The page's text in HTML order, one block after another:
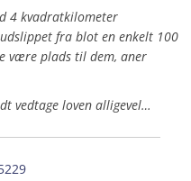
4 kvadratkilometer
fra blot en enkelt 100
være plads til dem, aner
vedtage loven alligevel…